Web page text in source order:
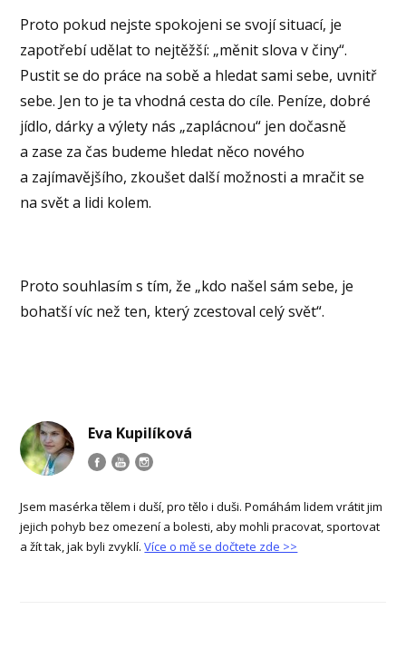
Proto pokud nejste spokojeni se svojí situací, je
zapotřebí udělat to nejtěžší: „měnit slova v činy“.
Pustit se do práce na sobě a hledat sami sebe, uvnitř
sebe. Jen to je ta vhodná cesta do cíle. Peníze, dobré
jídlo, dárky a výlety nás „zaplácnou“ jen dočasně
a zase za čas budeme hledat něco nového
a zajímavějšího, zkoušet další možnosti a mračit se
na svět a lidi kolem.
Proto souhlasím s tím, že „kdo našel sám sebe, je
bohatší víc než ten, který zcestoval celý svět“.
Eva Kupilíková
Jsem masérka tělem i duší, pro tělo i duši. Pomáhám lidem vrátit jim
jejich pohyb bez omezení a bolesti, aby mohli pracovat, sportovat
a žít tak, jak byli zvyklí.Více o mě se dočtete zde >>